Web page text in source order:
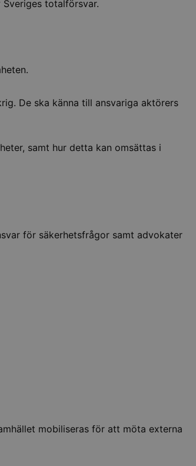
totalförsvar.
De ska känna till ansvariga aktörers
samt hur detta kan omsättas i
för säkerhetsfrågor samt advokater
mobiliseras för att möta externa